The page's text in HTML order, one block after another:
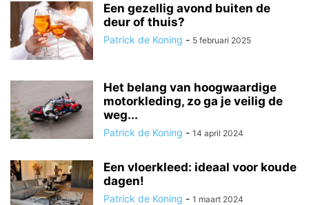
Een gezellig avond buiten de
deur of thuis?
Patrick de Koning - 5 februari 2025
Het belang van hoogwaardige
motorkleding, zo ga je veilig de
weg...
Patrick de Koning - 14 april 2024
Een vloerkleed: ideaal voor koude
dagen!
Patrick de Koning - 1 maart 2024